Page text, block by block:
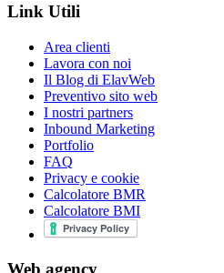
Link Utili
Area clienti
Lavora con noi
Il Blog di ElavWeb
Preventivo sito web
I nostri partners
Inbound Marketing
Portfolio
FAQ
Privacy e cookie
Calcolatore BMR
Calcolatore BMI